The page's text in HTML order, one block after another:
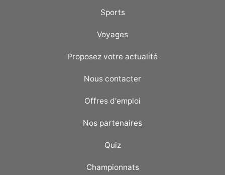
Sports
Voyages
Proposez votre actualité
Nous contacter
Offres d'emploi
Nos partenaires
Quiz
Championnats